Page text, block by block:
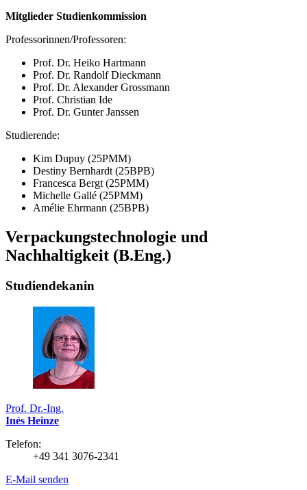
Mitglieder Studienkommission
Professorinnen/Professoren:
Prof. Dr. Heiko Hartmann
Prof. Dr. Randolf Dieckmann
Prof. Dr. Alexander Grossmann
Prof. Christian Ide
Prof. Dr. Gunter Janssen
Studierende:
Kim Dupuy (25PMM)
Destiny Bernhardt (25BPB)
Francesca Bergt (25PMM)
Michelle Gallé (25PMM)
Amélie Ehrmann (25BPB)
Verpackungstechnologie und
Nachhaltigkeit (B.Eng.)
Studiendekanin
Prof. Dr.-Ing.
Inés Heinze
Telefon:
+49 341 3076-2341
E-Mail senden